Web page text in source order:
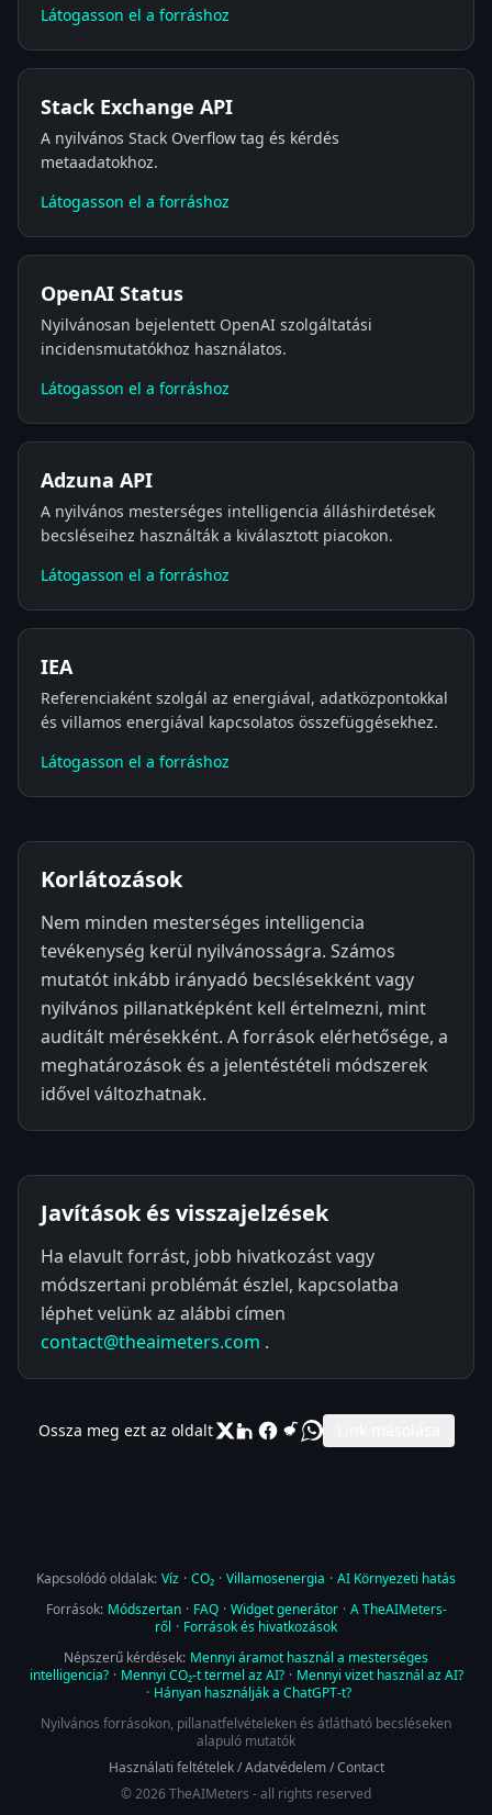
Látogasson el a forráshoz
Stack Exchange API
A nyilvános Stack Overflow tag és kérdés
metaadatokhoz.
Látogasson el a forráshoz
OpenAI Status
Nyilvánosan bejelentett OpenAI szolgáltatási
incidensmutatókhoz használatos.
Látogasson el a forráshoz
Adzuna API
A nyilvános mesterséges intelligencia álláshirdetések
becsléseihez használták a kiválasztott piacokon.
Látogasson el a forráshoz
IEA
Referenciaként szolgál az energiával, adatközpontokkal
és villamos energiával kapcsolatos összefüggésekhez.
Látogasson el a forráshoz
Korlátozások
Nem minden mesterséges intelligencia
tevékenység kerül nyilvánosságra. Számos
mutatót inkább irányadó becslésekként vagy
nyilvános pillanatképként kell értelmezni, mint
auditált mérésekként. A források elérhetősége, a
meghatározások és a jelentéstételi módszerek
idővel változhatnak.
Javítások és visszajelzések
Ha elavult forrást, jobb hivatkozást vagy
módszertani problémát észlel, kapcsolatba
léphet velünk az alábbi címen
contact@theaimeters.com .
Ossza meg ezt az oldalt
Kapcsolódó oldalak: Víz · CO₂ · Villamosenergia · AI Környezeti hatás
Források: Módszertan · FAQ · Widget generátor · A TheAIMeters-
ről · Források és hivatkozások
Népszerű kérdések: Mennyi áramot használ a mesterséges
intelligencia? · Mennyi CO₂-t termel az AI? · Mennyi vizet használ az AI?
· Hányan használják a ChatGPT-t?
Nyilvános forrásokon, pillanatfelvételeken és átlátható becsléseken
alapuló mutatók
Használati feltételek/Adatvédelem/Contact
© 2026 TheAIMeters - all rights reserved